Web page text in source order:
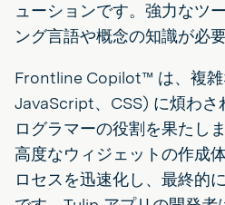
ューションです。強力なツ
ング言語や概念の知識が必要
Frontline Copilot™ は、複雑
JavaScript、CSS) に煩わさ
ログラマーの役割を果たし
高度なウィジェットの作成
ロセスを迅速化し、最終的